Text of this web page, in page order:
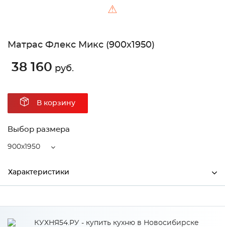
⚠
Матрас Флекс Микс (900х1950)
38 160 руб.
В корзину
Выбор размера
900x1950
Характеристики
Высота 220